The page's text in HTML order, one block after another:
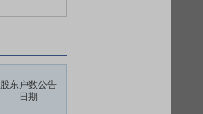
股东户数公告
日期